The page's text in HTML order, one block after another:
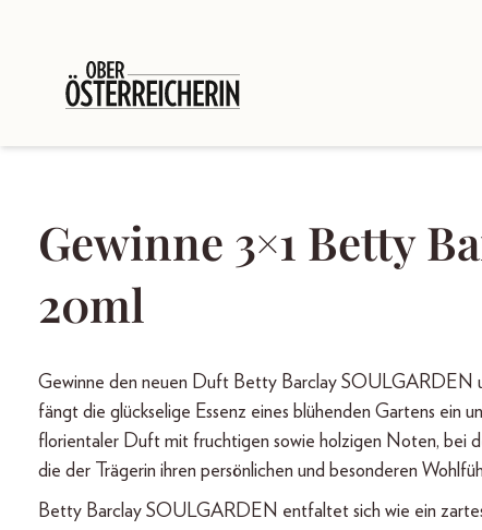
Gewinne 3×1 Betty
20ml
Gewinne den neuen Duft Betty Barclay SOULGARDEN
fängt die glückselige Essenz eines blühenden Gartens ein
florientaler Duft mit fruchtigen sowie holzigen Noten, bei
die der Trägerin ihren persönlichen und besonderen
Betty Barclay SOULGARDEN entfaltet sich wie ein